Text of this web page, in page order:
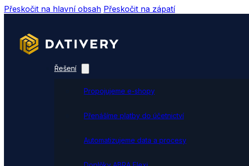
Přeskočit na hlavní obsah Přeskočit na zápatí
Řešení
Propojujeme e-shopy
Přenášíme platby do účetnictví
Automatizujeme data a procesy